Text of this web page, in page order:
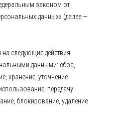
законом от
данных» (далее —
на следующие действия
данными: сбор,
хранение, уточнение
передачу
блокирование, удаление